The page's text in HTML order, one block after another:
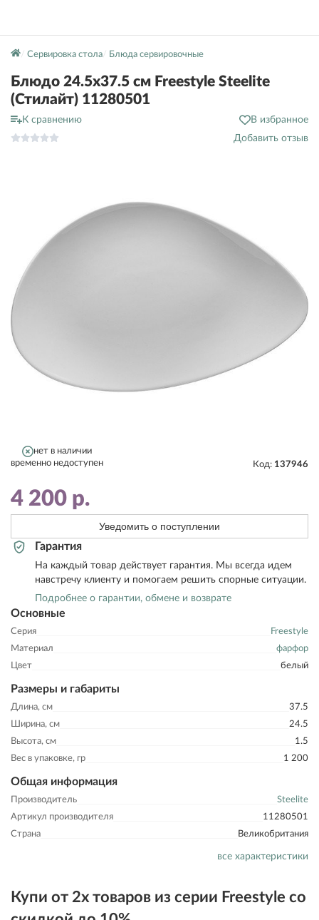
Сервировка стола Блюда сервировочные
Блюдо 24.5х37.5 см Freestyle Steelite
(Стилайт) 11280501
К сравнению
В избранное
Добавить отзыв
Основные
Серия
Freestyle
Материал
фарфор
Цвет
белый
Размеры и габариты
Длина, см
37.5
Ширина, см
24.5
Высота, см
1.5
Вес в упаковке, гр
1 200
Общая информация
Производитель
Steelite
Артикул производителя
11280501
Страна
Великобритания
все характеристики
нет в наличии
временно недоступен
Код: 137946
4 200 р.
Уведомить о поступлении
Гарантия
На каждый товар действует гарантия. Мы всегда идем
навстречу клиенту и помогаем решить спорные ситуации.
Подробнее о гарантии, обмене и возврате
Купи от 2х товаров из серии Freestyle со